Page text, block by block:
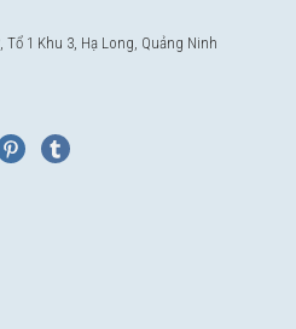
Tổ 1 Khu 3, Hạ Long, Quảng Ninh